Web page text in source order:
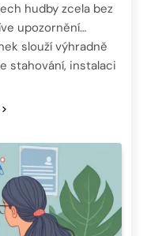
hudby zcela bez
upozornění…
slouží výhradně
stahování, instalaci